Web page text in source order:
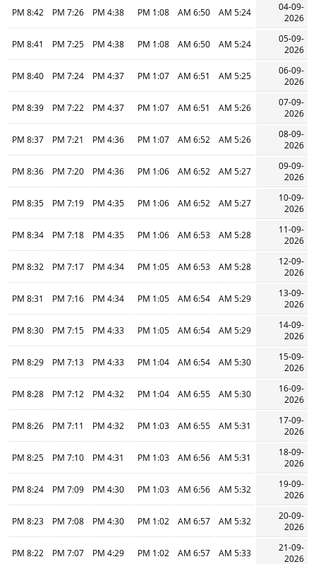
04-09-
2026
5:24 AM
6:50 AM
1:08 PM
4:38 PM
7:26 PM
8:42 PM
05-09-
2026
5:24 AM
6:50 AM
1:08 PM
4:38 PM
7:25 PM
8:41 PM
06-09-
2026
5:25 AM
6:51 AM
1:07 PM
4:37 PM
7:24 PM
8:40 PM
07-09-
2026
5:26 AM
6:51 AM
1:07 PM
4:37 PM
7:22 PM
8:39 PM
08-09-
2026
5:26 AM
6:52 AM
1:07 PM
4:36 PM
7:21 PM
8:37 PM
09-09-
2026
5:27 AM
6:52 AM
1:06 PM
4:36 PM
7:20 PM
8:36 PM
10-09-
2026
5:27 AM
6:52 AM
1:06 PM
4:35 PM
7:19 PM
8:35 PM
11-09-
2026
5:28 AM
6:53 AM
1:06 PM
4:35 PM
7:18 PM
8:34 PM
12-09-
2026
5:28 AM
6:53 AM
1:05 PM
4:34 PM
7:17 PM
8:32 PM
13-09-
2026
5:29 AM
6:54 AM
1:05 PM
4:34 PM
7:16 PM
8:31 PM
14-09-
2026
5:29 AM
6:54 AM
1:05 PM
4:33 PM
7:15 PM
8:30 PM
15-09-
2026
5:30 AM
6:54 AM
1:04 PM
4:33 PM
7:13 PM
8:29 PM
16-09-
2026
5:30 AM
6:55 AM
1:04 PM
4:32 PM
7:12 PM
8:28 PM
17-09-
2026
5:31 AM
6:55 AM
1:03 PM
4:32 PM
7:11 PM
8:26 PM
18-09-
2026
5:31 AM
6:56 AM
1:03 PM
4:31 PM
7:10 PM
8:25 PM
19-09-
2026
5:32 AM
6:56 AM
1:03 PM
4:30 PM
7:09 PM
8:24 PM
20-09-
2026
5:32 AM
6:57 AM
1:02 PM
4:30 PM
7:08 PM
8:23 PM
21-09-
2026
5:33 AM
6:57 AM
1:02 PM
4:29 PM
7:07 PM
8:22 PM